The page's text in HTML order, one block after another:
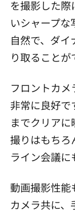
を撮影した
いシャープな
自然で、ダ
り取ることが
フロントカ
非常に良好で
までクリア
撮りはもちろ
ライン会議に
動画撮影性能
カメラ共に